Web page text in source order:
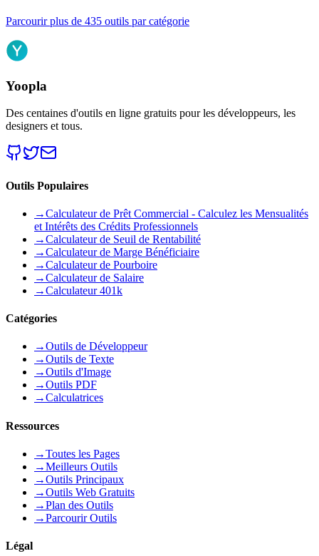
Parcourir plus de 435 outils par catégorie
Yoopla
Des centaines d'outils en ligne gratuits pour les développeurs, les
designers et tous.
Outils Populaires
→Calculateur de Prêt Commercial - Calculez les Mensualités
et Intérêts des Crédits Professionnels
→Calculateur de Seuil de Rentabilité
→Calculateur de Marge Bénéficiaire
→Calculateur de Pourboire
→Calculateur de Salaire
→Calculateur 401k
Catégories
→Outils de Développeur
→Outils de Texte
→Outils d'Image
→Outils PDF
→Calculatrices
Ressources
→Toutes les Pages
→Meilleurs Outils
→Outils Principaux
→Outils Web Gratuits
→Plan des Outils
→Parcourir Outils
Légal